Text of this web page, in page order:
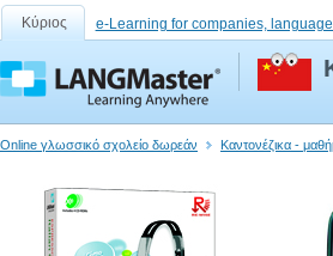
Κύριος e-Learning for companies,
Online γλωσσικό σχολείο δωρεάν Καντονέζικα -